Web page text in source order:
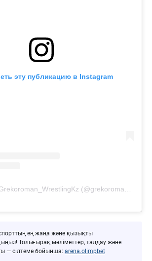
эту публикацию в Instagram
ең жаңа және қызықты
Толығырақ мәліметтер, талдау және
— сілтеме бойынша: arena.olimpbet